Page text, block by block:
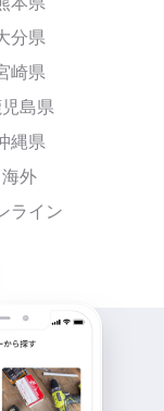
分県
崎県
児島県
縄県
海外
ライン